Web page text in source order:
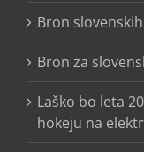
Bron
Bron za
Laško bo leta
hokeju na